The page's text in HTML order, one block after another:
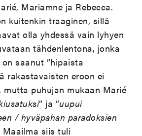
Mariamne ja Rebecca.
kuitenkin traaginen, sillä
olla yhdessä vain lyhyen
tähdenlentona, jonka
saanut ”hipaista
rakastavaisten eroon ei
mutta puhujan mukaan Marié
” ja ”uupui
/ hyväpahan paradoksien
Maailma siis tuli